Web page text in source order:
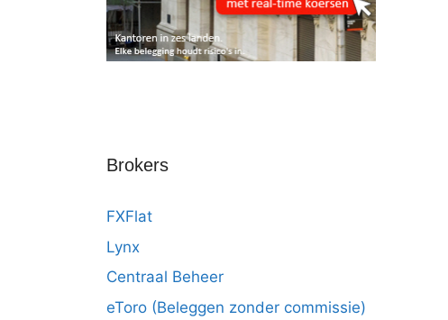
Brokers
FXFlat
Lynx
Centraal Beheer
eToro (Beleggen zonder commissie)